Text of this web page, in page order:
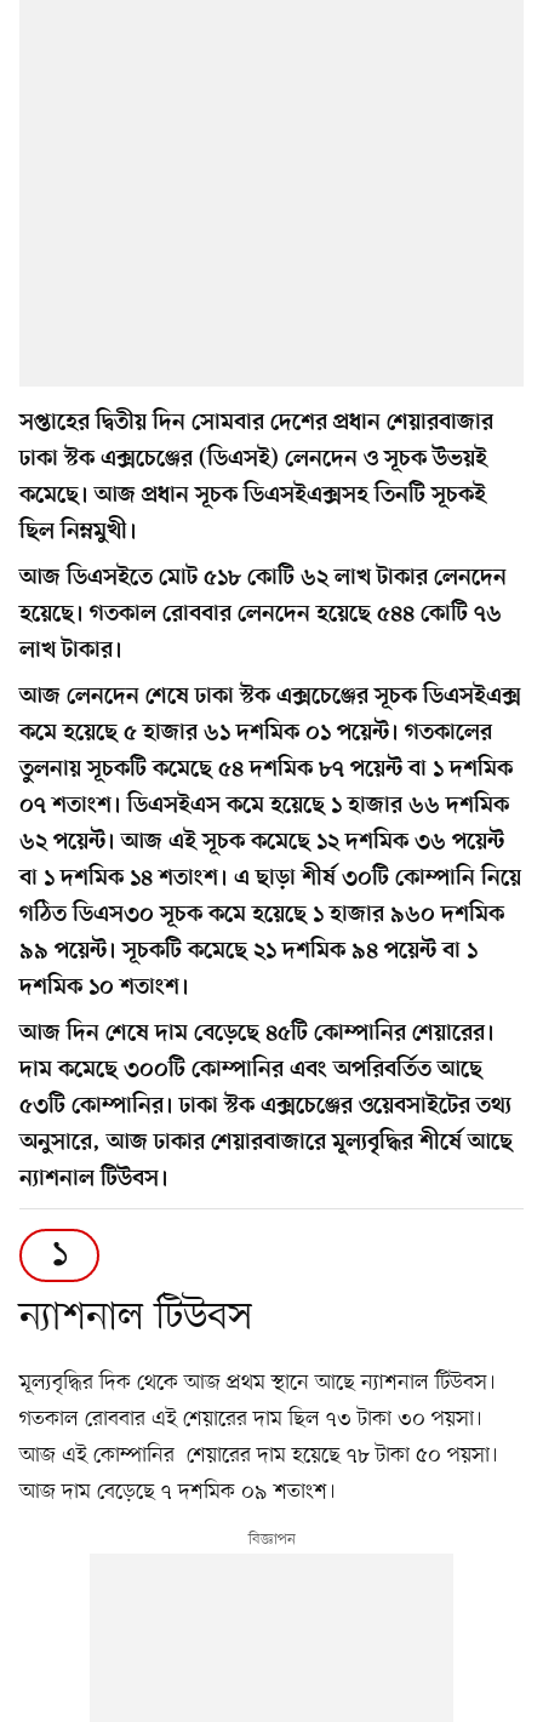
সপ্তাহের দ্বিতীয় দিন সোমবার দেশের প্রধান শেয়ারবাজার
ঢাকা স্টক এক্সচেঞ্জের (ডিএসই) লেনদেন ও সূচক উভয়ই
কমেছে। আজ প্রধান সূচক ডিএসইএক্সসহ তিনটি সূচকই
ছিল নিম্নমুখী।
আজ ডিএসইতে মোট ৫১৮ কোটি ৬২ লাখ টাকার লেনদেন
হয়েছে। গতকাল রোববার লেনদেন হয়েছে ৫৪৪ কোটি ৭৬
লাখ টাকার।
আজ লেনদেন শেষে ঢাকা স্টক এক্সচেঞ্জের সূচক ডিএসইএক্স
কমে হয়েছে ৫ হাজার ৬১ দশমিক ০১ পয়েন্ট। গতকালের
তুলনায় সূচকটি কমেছে ৫৪ দশমিক ৮৭ পয়েন্ট বা ১ দশমিক
০৭ শতাংশ। ডিএসইএস কমে হয়েছে ১ হাজার ৬৬ দশমিক
৬২ পয়েন্ট। আজ এই সূচক কমেছে ১২ দশমিক ৩৬ পয়েন্ট
বা ১ দশমিক ১৪ শতাংশ। এ ছাড়া শীর্ষ ৩০টি কোম্পানি নিয়ে
গঠিত ডিএস৩০ সূচক কমে হয়েছে ১ হাজার ৯৬০ দশমিক
৯৯ পয়েন্ট। সূচকটি কমেছে ২১ দশমিক ৯৪ পয়েন্ট বা ১
দশমিক ১০ শতাংশ।
আজ দিন শেষে দাম বেড়েছে ৪৫টি কোম্পানির শেয়ারের।
দাম কমেছে ৩০০টি কোম্পানির এবং অপরিবর্তিত আছে
৫৩টি কোম্পানির। ঢাকা স্টক এক্সচেঞ্জের ওয়েবসাইটের তথ্য
অনুসারে, আজ ঢাকার শেয়ারবাজারে মূল্যবৃদ্ধির শীর্ষে আছে
ন্যাশনাল টিউবস।
১
ন্যাশনাল টিউবস
মূল্যবৃদ্ধির দিক থেকে আজ প্রথম স্থানে আছে ন্যাশনাল টিউবস।
গতকাল রোববার এই শেয়ারের দাম ছিল ৭৩ টাকা ৩০ পয়সা।
আজ এই কোম্পানির শেয়ারের দাম হয়েছে ৭৮ টাকা ৫০ পয়সা।
আজ দাম বেড়েছে ৭ দশমিক ০৯ শতাংশ।